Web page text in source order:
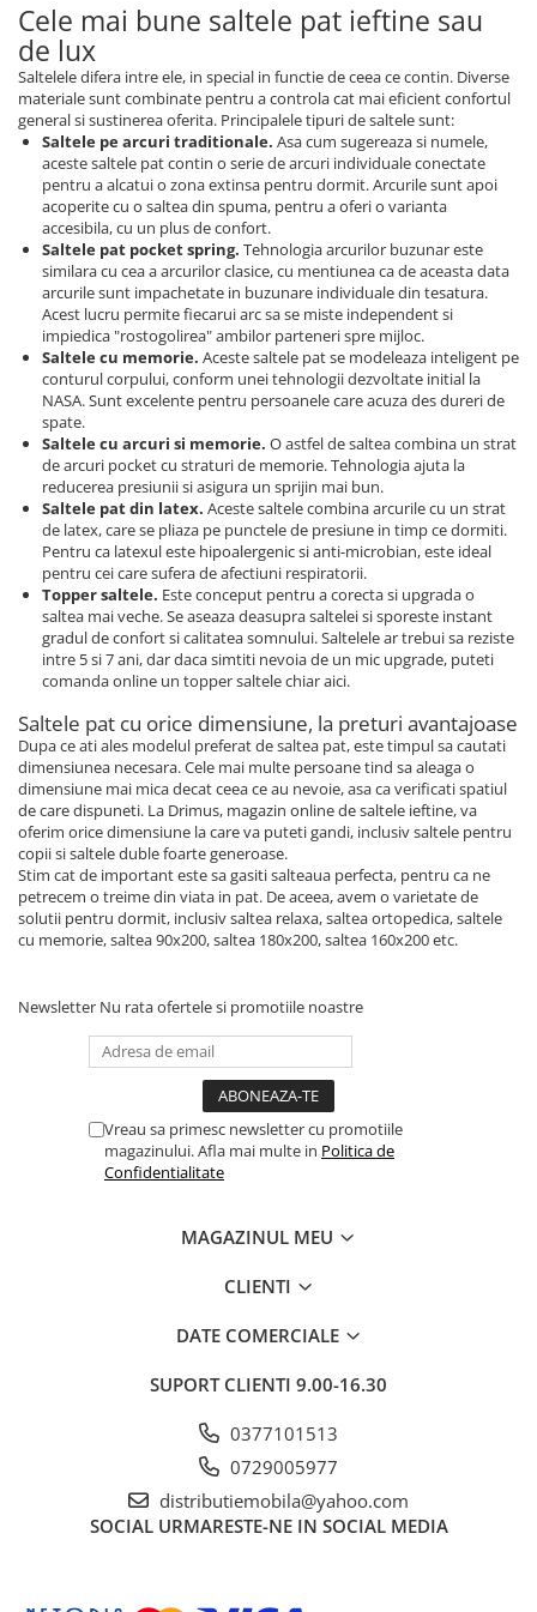
Cele mai bune saltele pat ieftine sau
de lux
Saltelele difera intre ele, in special in functie de ceea ce contin. Diverse
materiale sunt combinate pentru a controla cat mai eficient confortul
general si sustinerea oferita. Principalele tipuri de saltele sunt:
Saltele pe arcuri traditionale. Asa cum sugereaza si numele,
aceste saltele pat contin o serie de arcuri individuale conectate
pentru a alcatui o zona extinsa pentru dormit. Arcurile sunt apoi
acoperite cu o saltea din spuma, pentru a oferi o varianta
accesibila, cu un plus de confort.
Saltele pat pocket spring. Tehnologia arcurilor buzunar este
similara cu cea a arcurilor clasice, cu mentiunea ca de aceasta data
arcurile sunt impachetate in buzunare individuale din tesatura.
Acest lucru permite fiecarui arc sa se miste independent si
impiedica "rostogolirea" ambilor parteneri spre mijloc.
Saltele cu memorie. Aceste saltele pat se modeleaza inteligent pe
conturul corpului, conform unei tehnologii dezvoltate initial la
NASA. Sunt excelente pentru persoanele care acuza des dureri de
spate.
Saltele cu arcuri si memorie. O astfel de saltea combina un strat
de arcuri pocket cu straturi de memorie. Tehnologia ajuta la
reducerea presiunii si asigura un sprijin mai bun.
Saltele pat din latex. Aceste saltele combina arcurile cu un strat
de latex, care se pliaza pe punctele de presiune in timp ce dormiti.
Pentru ca latexul este hipoalergenic si anti-microbian, este ideal
pentru cei care sufera de afectiuni respiratorii.
Topper saltele. Este conceput pentru a corecta si upgrada o
saltea mai veche. Se aseaza deasupra saltelei si sporeste instant
gradul de confort si calitatea somnului. Saltelele ar trebui sa reziste
intre 5 si 7 ani, dar daca simtiti nevoia de un mic upgrade, puteti
comanda online un topper saltele chiar aici.
Saltele pat cu orice dimensiune, la preturi avantajoase
Dupa ce ati ales modelul preferat de saltea pat, este timpul sa cautati
dimensiunea necesara. Cele mai multe persoane tind sa aleaga o
dimensiune mai mica decat ceea ce au nevoie, asa ca verificati spatiul
de care dispuneti. La Drimus, magazin online de saltele ieftine, va
oferim orice dimensiune la care va puteti gandi, inclusiv saltele pentru
copii si saltele duble foarte generoase.
Stim cat de important este sa gasiti salteaua perfecta, pentru ca ne
petrecem o treime din viata in pat. De aceea, avem o varietate de
solutii pentru dormit, inclusiv saltea relaxa, saltea ortopedica, saltele
cu memorie, saltea 90x200, saltea 180x200, saltea 160x200 etc.
Newsletter Nu rata ofertele si promotiile noastre
Vreau sa primesc newsletter cu promotiile
magazinului. Afla mai multe in Politica de
Confidentialitate
MAGAZINUL MEU
CLIENTI
DATE COMERCIALE
SUPORT CLIENTI 9.00-16.30
0377101513
0729005977
distributiemobila@yahoo.com
SOCIAL URMARESTE-NE IN SOCIAL MEDIA